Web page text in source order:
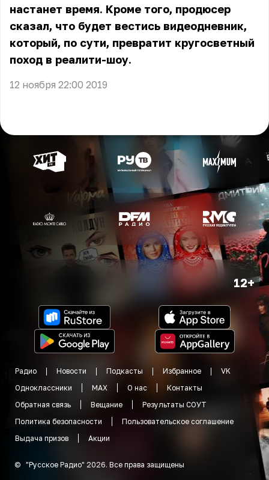
настанет время. Кроме того, продюсер
сказал, что будет вестись видеодневник,
который, по сути, превратит кругосветный
поход в реалити-шоу.
12 ноября 22:00 2019
12+
Радио Новости Подкасты Избранное
VK
Одноклассники
MAX О нас
Контакты
Обратная связь
Вещание
Результаты СОУТ
Политика безопасности
Пользовательское соглашение
Выдача призов
Акции
© "Русское Радио" 2026. Все права защищены